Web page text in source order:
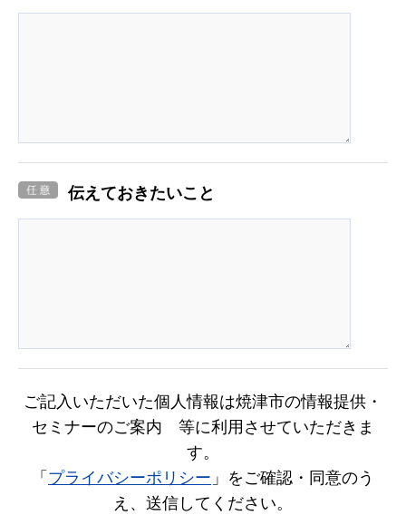
伝えておきたいこと
ご記入いただいた個人情報は焼津市の情報提供・
セミナーのご案内 等に利用させていただきま
す。
「プライバシーポリシー 」をご確認・同意のう
え、送信してください。